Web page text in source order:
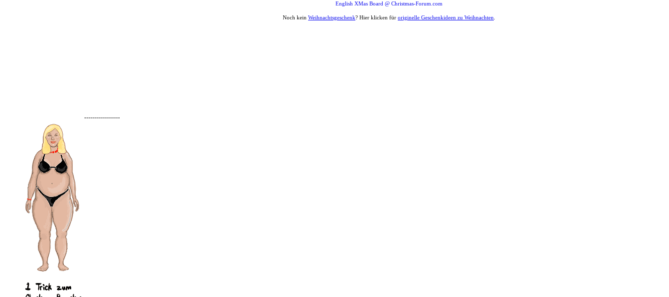
..................
English XMas Board @ Christmas-Forum.com
Noch kein Weihnachtsgeschenk? Hier klicken für originelle Geschenkideen zu Weihnachten